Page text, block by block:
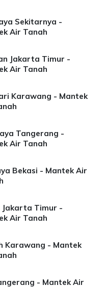
Sekitarnya -
Air Tanah
Jakarta Timur -
Air Tanah
Karawang - Mantek
Tangerang -
Air Tanah
Bekasi - Mantek Air
Jakarta Timur -
Air Tanah
Karawang - Mantek
- Mantek Air